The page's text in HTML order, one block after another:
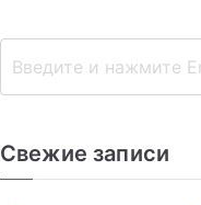
Свежие записи